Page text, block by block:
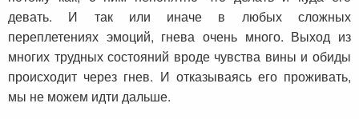
девать. И так или иначе в любых сложных
переплетениях эмоций, гнева очень много. Выход из
многих трудных состояний вроде чувства вины и обиды
происходит через гнев. И отказываясь его проживать,
мы не можем идти дальше.